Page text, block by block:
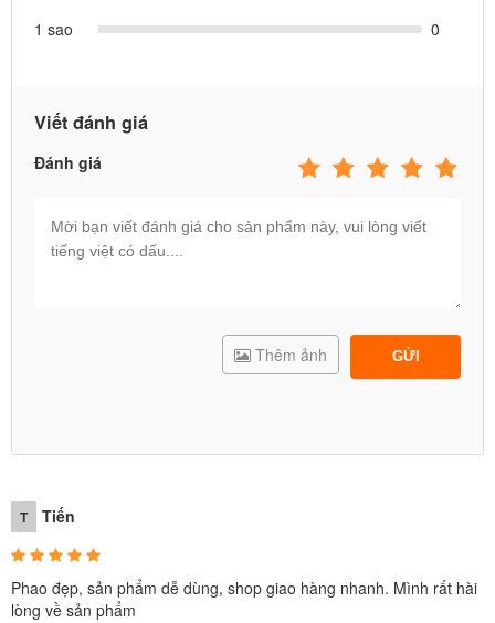
1 sao 0
Viết đánh giá
Đánh giá
GỬI
Thêm ảnh
T Tiến
Phao đẹp, sản phẩm dễ dùng, shop giao hàng nhanh. Mình rất hài
lòng về sản phẩm